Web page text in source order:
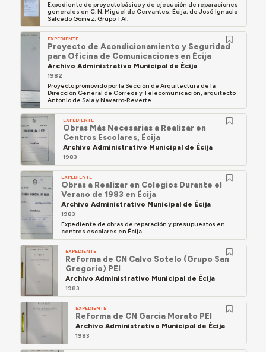
Expediente de proyecto básico y de ejecución de reparaciones
generales en C. N. Miguel de Cervantes, Écija, de José Ignacio
Salcedo Gómez, Grupo TAI.
EXPEDIENTE
Proyecto de Acondicionamiento y Seguridad
para Oficina de Comunicaciones en Écija
Archivo Administrativo Municipal de Écija
1982
Proyecto promovido por la Sección de Arquitectura de la
Dirección General de Correos y Telecomunicación, arquitecto
Antonio de Sala y Navarro-Reverte.
EXPEDIENTE
Obras Más Necesarias a Realizar en
Centros Escolares, Écija
Archivo Administrativo Municipal de Écija
1983
EXPEDIENTE
Obras a Realizar en Colegios Durante el
Verano de 1983 en Écija
Archivo Administrativo Municipal de Écija
1983
Expediente de obras de reparación y presupuestos en
centres escolares en Écija.
EXPEDIENTE
Reforma de CN Calvo Sotelo (Grupo San
Gregorio) PEI
Archivo Administrativo Municipal de Écija
1983
EXPEDIENTE
Reforma de CN Garcia Morato PEI
Archivo Administrativo Municipal de Écija
1983